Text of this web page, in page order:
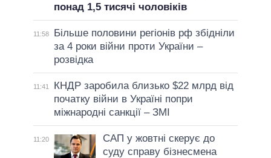
понад 1,5 тисячі чоловіків
11:58
Більше половини регіонів рф збідніли
за 4 роки війни проти України –
розвідка
11:41
КНДР заробила близько $22 млрд від
початку війни в Україні попри
міжнародні санкції – ЗМІ
11:20
САП у жовтні скерує до
суду справу бізнесмена